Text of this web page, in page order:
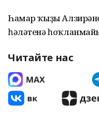
Һамар ҡыҙы
һәләтенә
Читайте нас